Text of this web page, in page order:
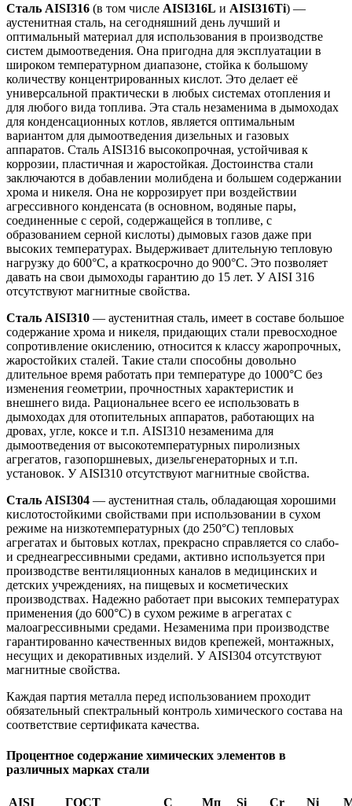
Сталь AISI316 (в том числе AISI316L и AISI316Ti) —
аустенитная сталь, на сегодняшний день лучший и
оптимальный материал для использования в производстве
систем дымоотведения. Она пригодна для эксплуатации в
широком температурном диапазоне, стойка к большому
количеству концентрированных кислот. Это делает её
универсаль­ной практически в любых системах отопления и
для любого вида топлива. Эта сталь незаменима в дымоходах
для конденсационных котлов, является оптимальным
вариантом для дымоотведения дизельных и газовых
аппаратов. Сталь AISI316 высокопрочная, устойчивая к
коррозии, пластичная и жаростойкая. Достоинства стали
заключаются в добавлении молибдена и большем содержании
хрома и никеля. Она не коррозирует при воздействии
агрессивного конденсата (в основном, водяные пары,
соединенные с серой, содержащейся в топливе, с
образованием серной кислоты) дымовых газов даже при
высоких температурах. Выдерживает длительную тепловую
нагрузку до 600°С, а краткосрочно до 900°С. Это позволяет
давать на свои дымоходы гарантию до 15 лет. У AISI 316
отсутствуют магнитные свойства.
Сталь AISI310 — аустенитная сталь, имеет в составе большое
содержание хрома и никеля, придающих стали превосходное
сопротивление окислению, относится к классу жаропрочных,
жаростойких сталей. Такие стали способны довольно
длительное время работать при температуре до 1000°С без
изменения геометрии, прочностных характеристик и
внешнего вида. Рациональнее всего ее использовать в
дымоходах для отопительных аппаратов, работающих на
дровах, угле, коксе и т.п. AISI310 незаменима для
дымоотведения от высокотемпературных пиролизных
агрегатов, газопоршневых, дизельгенераторных и т.п.
установок. У AISI310 отсутствуют магнитные свойства.
Сталь AISI304 — аустенитная сталь, обладающая хорошими
кислотостойкими свойствами при использовании в сухом
режиме на низкотемпературных (до 250°С) тепловых
агрегатах и бытовых котлах, прекрасно справляется со слабо-
и среднеагрессивными средами, активно используется при
производстве вентиляционных каналов в медицинских и
детских учреждениях, на пищевых и косметических
производствах. Надежно работает при высоких температурах
применения (до 600°С) в сухом режиме в агрегатах с
малоагрессивными средами. Незаменима при производстве
гарантированно качественных видов крепежей, монтажных,
несущих и декоративных изделий. У AISI304 отсутствуют
магнитные свойства.
Каждая партия металла перед использованием проходит
обязательный спектральный контроль химического состава на
соответствие сертификата качества.
Процентное содержание химических элементов в
различных марках стали
AISI ГОСТ С Мп Si Cr Ni